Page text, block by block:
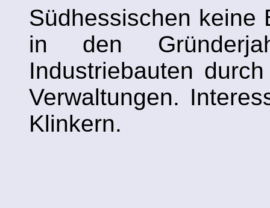
Südhessischen keine
in den
Industriebauten
Verwaltungen.
Klinkern.